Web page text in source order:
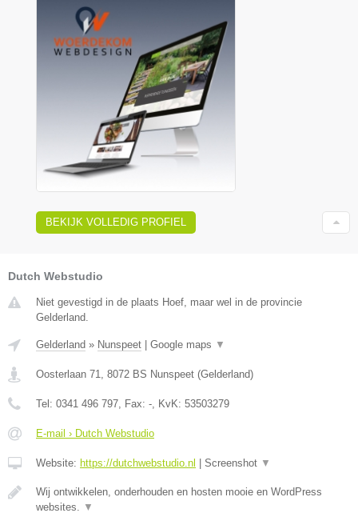
BEKIJK VOLLEDIG PROFIEL
Dutch Webstudio
Niet gevestigd in de plaats Hoef, maar wel in de provincie
Gelderland.
Gelderland » Nunspeet Google maps ▼
Oosterlaan 71 8072 BS Nunspeet (Gelderland)
Tel: 0341 496 797 , Fax: - , KvK: 53503279
E-mail › Dutch Webstudio
Website: https://dutchwebstudio.nl Screenshot ▼
Wij ontwikkelen, onderhouden en hosten mooie en WordPress
websites.
▼